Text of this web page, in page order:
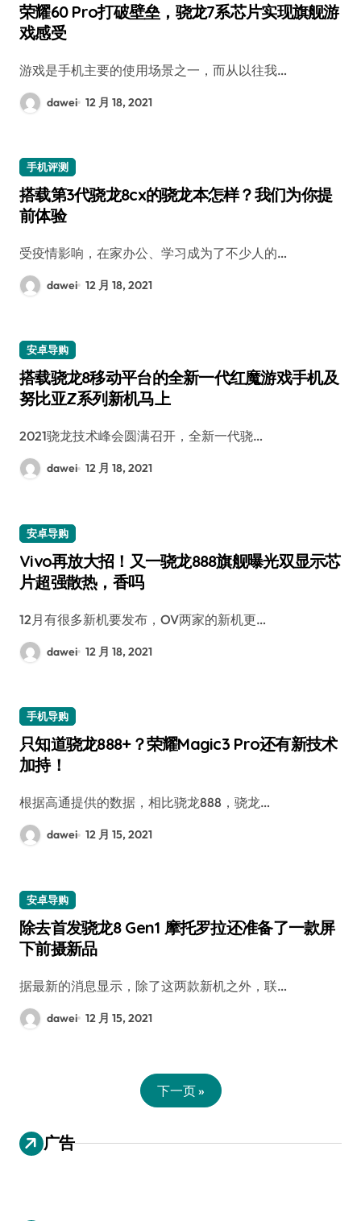
荣耀60 Pro打破壁垒，骁龙7系芯片实现旗舰游
戏感受
游戏是手机主要的使用场景之一，而从以往我…
dawei 12 月 18, 2021
手机评测
搭载第3代骁龙8cx的骁龙本怎样？我们为你提
前体验
受疫情影响，在家办公、学习成为了不少人的…
dawei 12 月 18, 2021
安卓导购
搭载骁龙8移动平台的全新一代红魔游戏手机及
努比亚Z系列新机马上
2021骁龙技术峰会圆满召开，全新一代骁…
dawei 12 月 18, 2021
安卓导购
Vivo再放大招！又一骁龙888旗舰曝光双显示芯
片超强散热，香吗
12月有很多新机要发布，OV两家的新机更…
dawei 12 月 18, 2021
手机导购
只知道骁龙888+？荣耀Magic3 Pro还有新技术
加持！
根据高通提供的数据，相比骁龙888，骁龙…
dawei 12 月 15, 2021
安卓导购
除去首发骁龙8 Gen1 摩托罗拉还准备了一款屏
下前摄新品
据最新的消息显示，除了这两款新机之外，联…
dawei 12 月 15, 2021
下一页 »
广告